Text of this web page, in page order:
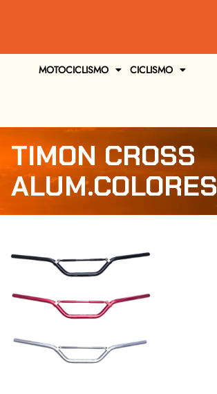
MOTOCICLISMO CICLISMO
TIMON CROSS
ALUM.COLORES